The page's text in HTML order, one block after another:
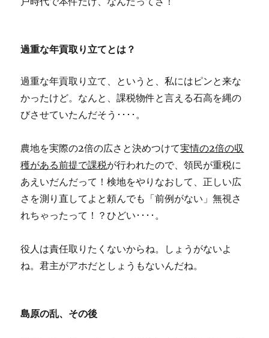
過重な年貢取り立てとは？
過重な年貢取り立て、というと、私にはピンと来な
かったけど。なんと、課税物件と言える石高を縄の
びさせていたんだそう････。
農地を実際の2倍の広さと決めつけて実情の2倍の収
穫がある前提で課税が行われたので、領民が重税に
あえいだんだって！検地をやりなおして、正しい広
さを測り直してよと頼んでも「前例がない」無視さ
れちゃったって！？ひどい････。
役人は責任取りたくないからね。しょうがないよ
ね。君主がアホだとしょうもないんだね。
島原の乱、その後